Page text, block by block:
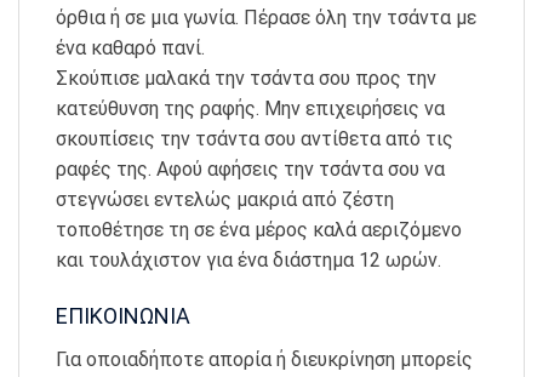
όρθια ή σε μια γωνία. Πέρασε όλη την τσάντα με
ένα καθαρό πανί.
Σκούπισε μαλακά την τσάντα σου προς την
κατεύθυνση της ραφής. Μην επιχειρήσεις να
σκουπίσεις την τσάντα σου αντίθετα από τις
ραφές της. Αφού αφήσεις την τσάντα σου να
στεγνώσει εντελώς μακριά από ζέστη
τοποθέτησε τη σε ένα μέρος καλά αεριζόμενο
και τουλάχιστον για ένα διάστημα 12 ωρών.
ΕΠΙΚΟΙΝΩΝΙΑ
Για οποιαδήποτε απορία ή διευκρίνηση μπορείς